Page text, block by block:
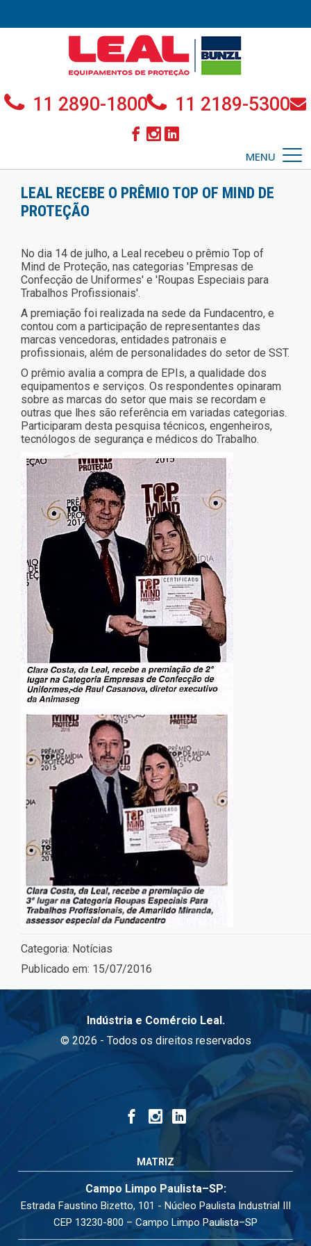
11 2890-1800 11 2189-5300
MENU
LEAL RECEBE O PRÊMIO TOP OF MIND DE
PROTEÇÃO
No dia 14 de julho, a Leal recebeu o prêmio Top of
Mind de Proteção, nas categorias 'Empresas de
Confecção de Uniformes' e 'Roupas Especiais para
Trabalhos Profissionais'.
A premiação foi realizada na sede da Fundacentro, e
contou com a participação de representantes das
marcas vencedoras, entidades patronais e
profissionais, além de personalidades do setor de SST.
O prêmio avalia a compra de EPIs, a qualidade dos
equipamentos e serviços. Os respondentes opinaram
sobre as marcas do setor que mais se recordam e
outras que lhes são referência em variadas categorias.
Participaram desta pesquisa técnicos, engenheiros,
tecnólogos de segurança e médicos do Trabalho.
Categoria: Notícias
Publicado em: 15/07/2016
Indústria e Comércio Leal.
© 2026 - Todos os direitos reservados
MATRIZ
Campo Limpo Paulista–SP:
Estrada Faustino Bizetto, 101 - Núcleo Paulista Industrial III
CEP 13230-800 – Campo Limpo Paulista–SP